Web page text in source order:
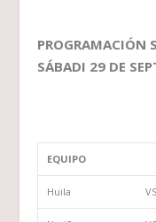
PROGRAMACIÓN
SÁBADI 29 DE
EQUIPO
Huila VS